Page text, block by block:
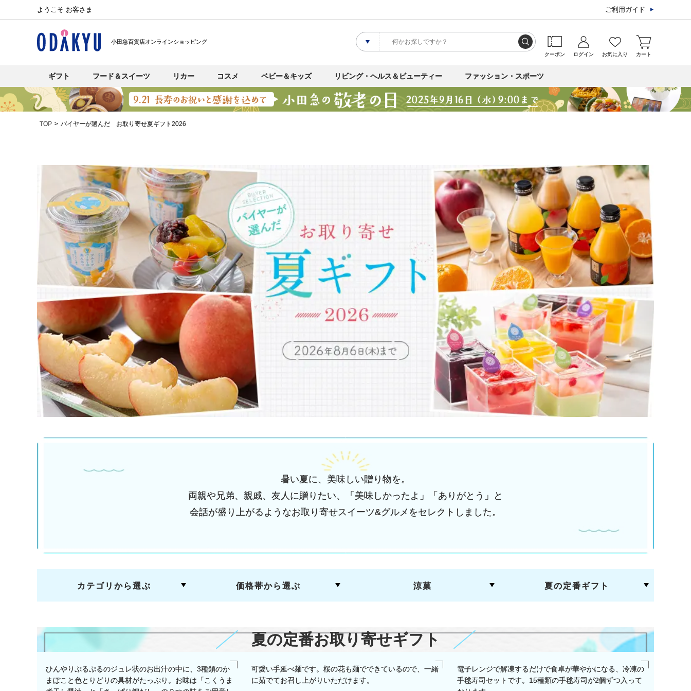
ようこそ お客さま ご利用ガイド
小田急百貨店オンラインショッピング
クーポン ログイン お気に入り カート
ギフト フード＆スイーツ リカー コスメ ベビー＆キッズ リビング・ヘルス＆ビューティー ファッション・スポーツ
TOP バイヤーが選んだ お取り寄せ夏ギフト2026
暑い夏に、美味しい贈り物を。
両親や兄弟、親戚、友人に贈りたい、「美味しかったよ」「ありがとう」と
会話が盛り上がるようなお取り寄せスイーツ&グルメをセレクトしました。
カテゴリから選ぶ 価格帯から選ぶ 涼菓 夏の定番ギフト
夏の定番お取り寄せギフト
ひんやりぷるぷるのジュレ状のお出汁の中に、3種類のか
まぼこと色とりどりの具材がたっぷり。お味は「こくうま
可愛い手延べ麺です。桜の花も麺でできているので、一緒
に茹でてお召し上がりいただけます。
電子レンジで解凍するだけで食卓が華やかになる、冷凍の
手毬寿司セットです。15種類の手毬寿司が2個ずつ入って